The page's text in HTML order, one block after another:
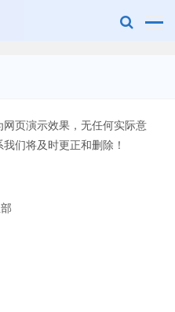
页演示效果，无任何实际意
们将及时更正和删除！